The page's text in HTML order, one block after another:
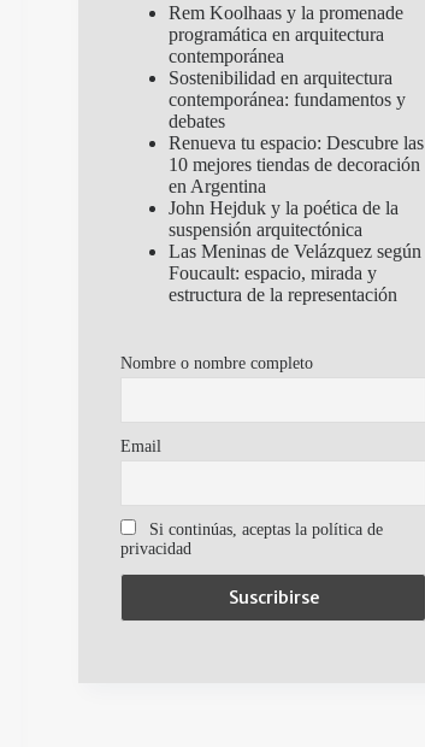
Rem Koolhaas y la promenade
programática en arquitectura
contemporánea
Sostenibilidad en arquitectura
contemporánea: fundamentos y
debates
Renueva tu espacio: Descubre las
10 mejores tiendas de decoración
en Argentina
John Hejduk y la poética de la
suspensión arquitectónica
Las Meninas de Velázquez según
Foucault: espacio, mirada y
estructura de la representación
Nombre o nombre completo
Email
Si continúas, aceptas la política de
privacidad